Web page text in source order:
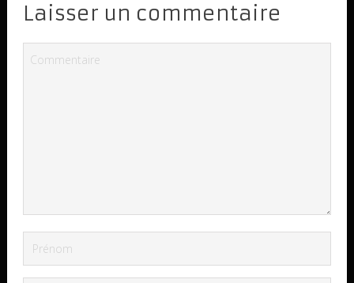
Laisser un commentaire